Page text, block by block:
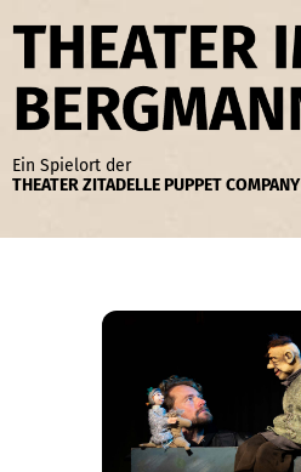
Inhalt
springen
Ein Spielort der
THEATER ZITADELLE PUPPET COMPANY